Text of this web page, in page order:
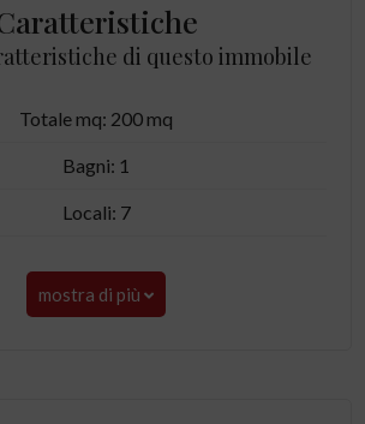
di questo immobile
Totale mq: 200 mq
Bagni: 1
Locali: 7
mostra di più